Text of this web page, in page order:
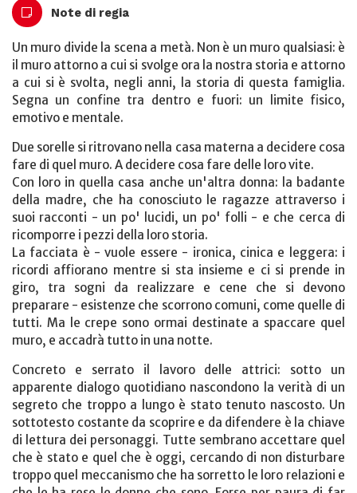
Note di regia
Un muro divide la scena a metà. Non è un muro qualsiasi: è
il muro attorno a cui si svolge ora la nostra storia e attorno
a cui si è svolta, negli anni, la storia di questa famiglia.
Segna un confine tra dentro e fuori: un limite fisico,
emotivo e mentale.
Due sorelle si ritrovano nella casa materna a decidere cosa
fare di quel muro. A decidere cosa fare delle loro vite.
Con loro in quella casa anche un'altra donna: la badante
della madre, che ha conosciuto le ragazze attraverso i
suoi racconti - un po' lucidi, un po' folli - e che cerca di
ricomporre i pezzi della loro storia.
La facciata è - vuole essere - ironica, cinica e leggera: i
ricordi affiorano mentre si sta insieme e ci si prende in
giro, tra sogni da realizzare e cene che si devono
preparare - esistenze che scorrono comuni, come quelle di
tutti. Ma le crepe sono ormai destinate a spaccare quel
muro, e accadrà tutto in una notte.
Concreto e serrato il lavoro delle attrici: sotto un
apparente dialogo quotidiano nascondono la verità di un
segreto che troppo a lungo è stato tenuto nascosto. Un
sottotesto costante da scoprire e da difendere è la chiave
di lettura dei personaggi. Tutte sembrano accettare quel
che è stato e quel che è oggi, cercando di non disturbare
troppo quel meccanismo che ha sorretto le loro relazioni e